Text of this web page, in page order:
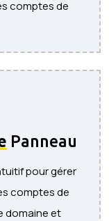
comptes de
Panneau
pour gérer
comptes de
domaine et